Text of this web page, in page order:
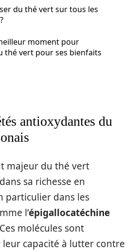
du thé vert sur tous les
moment pour
thé vert pour ses bienfaits
antioxydantes du
majeur du thé vert
sa richesse en
particulier dans les
l’épigallocatéchine
molécules sont
capacité à lutter contre